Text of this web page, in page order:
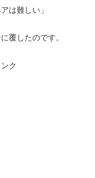
は難しい」
覆したのです。
ク